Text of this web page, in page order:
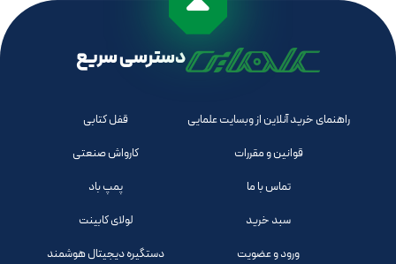
دسترسی سریع
راهنمای خرید آنلاین از وبسایت علمایی
قوانین و مقررات
تماس با ما
سبد خرید
ورود و عضویت
قفل کتابی
کارواش صنعتی
پمپ باد
لولای کابینت
دستگیره دیجیتال هوشمند